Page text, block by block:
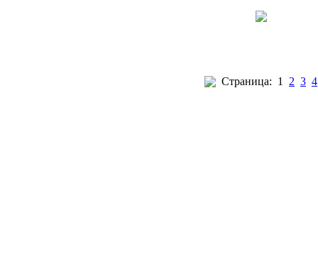
Страница: 1 2 3 4